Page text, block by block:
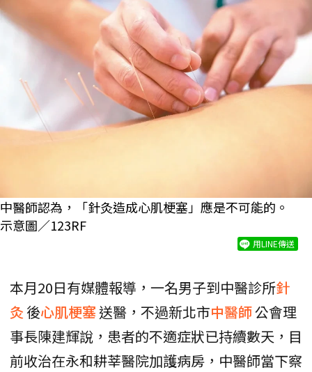
中醫師認為，「針灸造成心肌梗塞」應是不可能的。
示意圖／123RF
用LINE傳送
本月20日有媒體報導，一名男子到中醫診所針
灸 後心肌梗塞送醫，不過新北市中醫師公會理
事長陳建輝說，患者的不適症狀已持續數天，目
前收治在永和耕莘醫院加護病房，中醫師當下察